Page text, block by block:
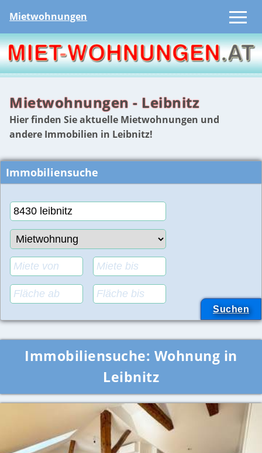
Mietwohnungen
Mietwohnungen - Leibnitz
Hier finden Sie aktuelle Mietwohnungen und
andere Immobilien in Leibnitz!
Immobiliensuche
Immobiliensuche: Wohnung in
Leibnitz